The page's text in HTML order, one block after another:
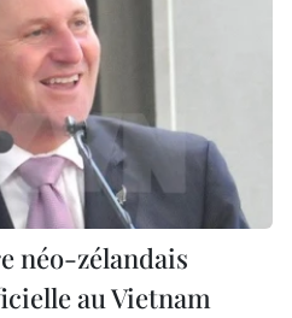
néo-zélandais
au Vietnam